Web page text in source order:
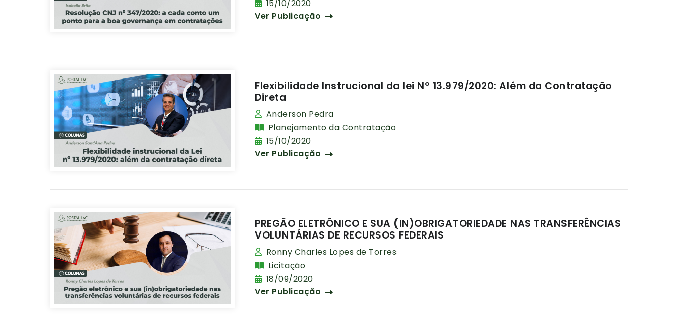
15/10/2020
Ver Publicação
Flexibilidade Instrucional da lei Nº 13.979/2020: Além da Contratação
Direta
Anderson Pedra
Planejamento da Contratação
15/10/2020
Ver Publicação
PREGÃO ELETRÔNICO E SUA (IN)OBRIGATORIEDADE NAS TRANSFERÊNCIAS
VOLUNTÁRIAS DE RECURSOS FEDERAIS
Ronny Charles Lopes de Torres
Licitação
18/09/2020
Ver Publicação